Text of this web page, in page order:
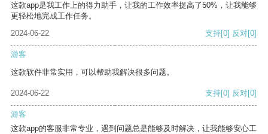
这款app是我工作上的得力助手，让我的工作效率提高了50%，让我能够
更轻松地完成工作任务。
2024-06-22
支持[0] 反对[0]
游客
这款软件非常实用，可以帮助我解决很多问题。
2024-06-22 支持[0] 反对[0]
游客
这款app的客服非常专业，遇到问题总是能够及时解决，让我能够安心工